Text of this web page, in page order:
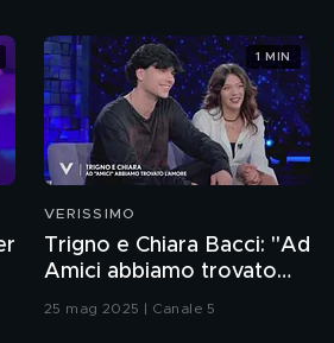
VERISSIMO
Trigno e Chiara Bacci: "Ad
Amici abbiamo trovato
25 mag 2025 | Canale 5
1 MIN